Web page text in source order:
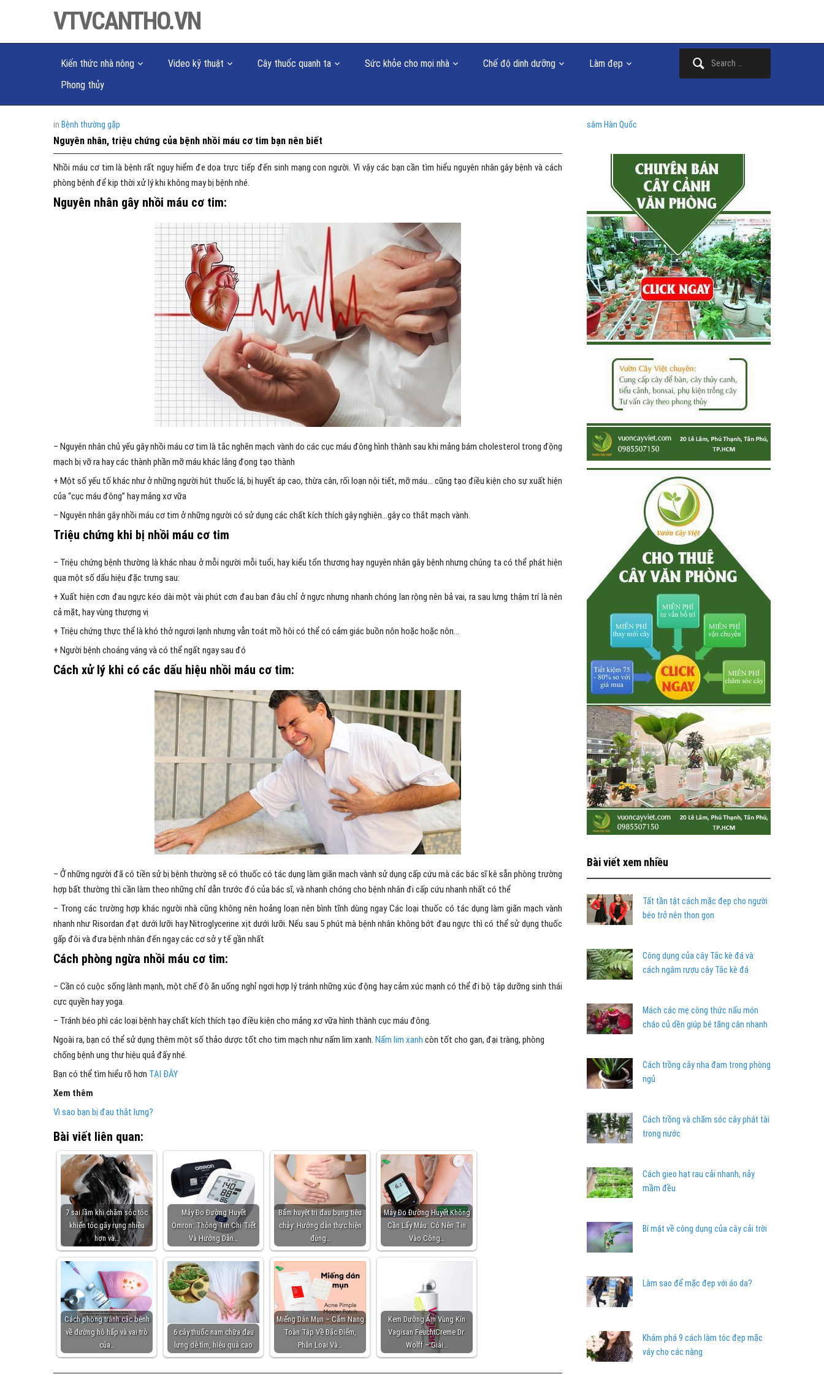
VTVCANTHO.VN
Kiến thức nhà nông Video kỹ thuật Cây thuốc quanh ta Sức khỏe cho mọi nhà Chế độ dinh dưỡng
Làm đẹp
Phong thủy
in Bệnh thường gặp
Nguyên nhân, triệu chứng của bệnh nhồi máu cơ tim bạn nên biết
Nhồi máu cơ tim là bệnh rất nguy hiểm đe dọa trực tiếp đến sinh mạng con người. Vì vậy các bạn cần tìm hiểu nguyên nhân gây bệnh và cách
phòng bệnh để kịp thời xử lý khi không may bị bệnh nhé.
Nguyên nhân gây nhồi máu cơ tim:
– Nguyên nhân chủ yếu gây nhồi máu cơ tim là tắc nghẽn mạch vành do các cục máu đông hình thành sau khi mảng bám cholesterol trong động
mạch bị vỡ ra hay các thành phần mỡ máu khác lắng đọng tạo thành
+ Một số yếu tố khác như ở những người hút thuốc lá, bị huyết áp cao, thừa cân, rối loạn nội tiết, mỡ máu… cũng tạo điều kiện cho sự xuất hiện
của “cục máu đông” hay mảng xơ vữa
– Nguyên nhân gây nhồi máu cơ tim ở những người có sử dụng các chất kích thích gây nghiện…gây co thắt mạch vành.
Triệu chứng khi bị nhồi máu cơ tim
– Triệu chứng bệnh thường là khác nhau ở mỗi người mỗi tuổi, hay kiểu tổn thương hay nguyên nhân gây bệnh nhưng chúng ta có thể phát hiện
qua một số dấu hiệu đặc trưng sau:
+ Xuất hiện cơn đau ngực kéo dài một vài phút cơn đau ban đâu chỉ ở ngực nhưng nhanh chóng lan rộng nên bả vai, ra sau lưng thậm trí là nên
cả mặt, hay vùng thượng vị
+ Triệu chứng thực thể là khó thở ngươi lạnh nhưng vẫn toát mồ hôi có thể có cảm giác buồn nôn hoặc hoặc nôn…
+ Người bệnh choáng váng và có thể ngất ngay sau đó
Cách xử lý khi có các dấu hiệu nhồi máu cơ tim:
– Ở những người đã có tiền sử bị bệnh thường sẽ có thuốc có tác dụng làm giãn mạch vành sử dụng cấp cứu mà các bác sĩ kê sẵn phòng trường
hợp bất thường thì cần làm theo những chỉ dẫn trước đó của bác sĩ, và nhanh chóng cho bệnh nhân đi cấp cứu nhanh nhất có thể
– Trong các trường hợp khác người nhà cũng không nên hoảng loạn nên bình tĩnh dùng ngay Các loại thuốc có tác dụng làm giãn mạch vành
nhanh như Risordan đạt dưới lưỡi hay Nitroglycerine xịt dưới lưỡi. Nếu sau 5 phút mà bệnh nhân không bớt đau ngực thì có thể sử dụng thuốc
gấp đôi và đưa bệnh nhân đến ngay các cơ sở y tế gần nhất
Cách phòng ngừa nhồi máu cơ tim:
– Cần có cuộc sống lành mạnh, một chế độ ăn uống nghỉ ngơi hợp lý tránh những xúc động hay cảm xúc mạnh có thể đi bộ tập dưỡng sinh thái
cực quyền hay yoga.
– Tránh béo phì các loại bệnh hay chất kích thích tạo điều kiện cho mảng xơ vữa hình thành cục máu đông.
Ngoài ra, bạn có thể sử dụng thêm một số thảo dược tốt cho tim mạch như nấm lim xanh. Nấm lim xanh còn tốt cho gan, đại tràng, phòng
chống bệnh ung thư hiệu quả đấy nhé.
Bạn có thể tìm hiểu rõ hơn TẠI ĐÂY
Xem thêm
Vì sao bạn bị đau thắt lưng?
Bài viết liên quan:
7 sai lầm khi chăm sóc tóc
khiến tóc gãy rụng nhiều
hơn và…
Máy Đo Đường Huyết
Omron: Thông Tin Chi Tiết
Và Hướng Dẫn…
Bấm huyệt trị đau bụng tiêu
chảy: Hướng dẫn thực hiện
đúng…
Máy Đo Đường Huyết Không
Cần Lấy Máu: Có Nên Tin
Vào Công…
Cách phòng tránh các bệnh
về đường hô hấp và vai trò
của…
6 cây thuốc nam chữa đau
lưng dễ tìm, hiệu quả cao
Miếng Dán Mụn – Cẩm Nang
Toàn Tập Về Đặc Điểm,
Phân Loại Và…
Kem Dưỡng Ẩm Vùng Kín
Vagisan FeuchtCreme Dr.
Wolff – Giải…
sâm Hàn Quốc
Bài viết xem nhiều
Tất tần tật cách mặc đẹp cho người
béo trở nên thon gọn
Công dụng của cây Tắc kè đá và
cách ngâm rượu cây Tắc kè đá
Mách các mẹ công thức nấu món
cháo củ dền giúp bé tăng cân nhanh
Cách trồng cây nha đam trong phòng
ngủ
Cách trồng và chăm sóc cây phát tài
trong nước
Cách gieo hạt rau cải nhanh, nảy
mầm đều
Bí mật về công dụng của cây cải trời
Làm sao để mặc đẹp với áo da?
Khám phá 9 cách làm tóc đẹp mặc
váy cho các nàng